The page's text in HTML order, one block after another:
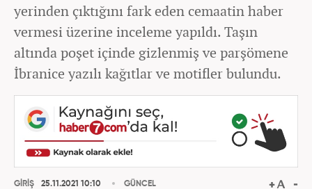
yerinden çıktığını fark eden cemaatin haber
vermesi üzerine inceleme yapıldı. Taşın
altında poşet içinde gizlenmiş ve parşömene
İbranice yazılı kağıtlar ve motifler bulundu.
GİRİŞ
25.11.2021 10:10
GÜNCEL